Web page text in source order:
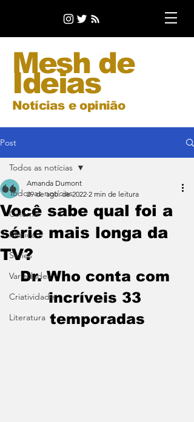
Mesh de
Ideias
Notícias e opinião
Post
Todos as notícias
Cinema
Música
Séries
Variedades
Criatividade
Literatura
Todos as notícias
Você sabe qual foi a
série mais longa da
TV?
Amanda Dumont
29 de ago. de 2022 2 min de leitura
Dr. Who conta com
incríveis 33
temporadas